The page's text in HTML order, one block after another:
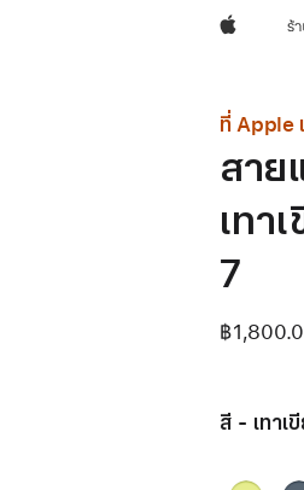
Appleร้
ที่ Apple
สาย
เทา
7
฿
สี - เทาเ